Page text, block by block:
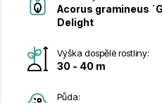
Acorus gramineus
Delight
Výška dospělé rostliny:
30 - 40 m
Půda: